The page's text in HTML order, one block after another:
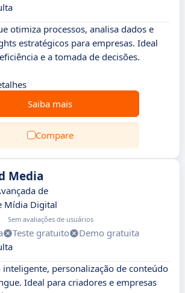
otimiza processos, analisa dados e
estratégicos para empresas. Ideal
e a tomada de decisões.
Saiba mais
Compare
Media
de
Mídia Digital
Sem avaliações de usuários
Teste gratuito
Demo gratuita
inteligente, personalização de conteúdo
Ideal para criadores e empresas